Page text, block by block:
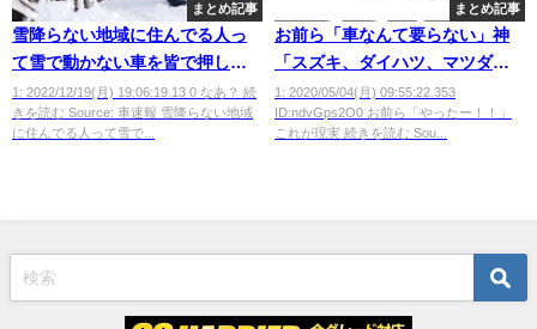
まとめ記事
雪降らない地域に住んでる人っ
て雪で動かない車を皆で押した
経験ないってマジなの？？
1: 2022/12/19(月) 19:06:19.13 0 なあ？ 続
きを読む Source: 車速報 雪降らない地域
に住んでる人って雪で...
まとめ記事
お前ら「車なんて要らない」神
「スズキ、ダイハツ、マツダど
れかの車を一台プレゼントしよ
う」
1: 2020/05/04(月) 09:55:22.353
ID:ndvGps2O0 お前ら「やったー！！」
これが現実 続きを読む Sou...